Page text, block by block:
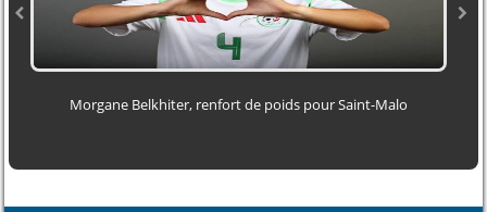
Morgane Belkhiter, renfort de poids pour Saint-Malo